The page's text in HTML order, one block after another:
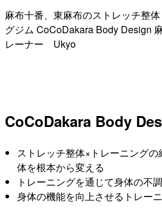
麻布十番、東麻布のストレッチ整
グジム CoCoDakara Body Design
レーナー Ukyo
CoCoDakara Body
ストレッチ整体×トレーニング
体を根本から変える
トレーニングを通じて身体の不
身体の機能を向上させるトレー